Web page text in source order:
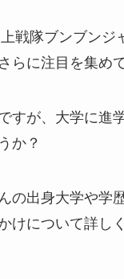
戦隊ブンブンジ
らに注目を集め
すが、大学に進
か？
の出身大学や学
けについて詳し